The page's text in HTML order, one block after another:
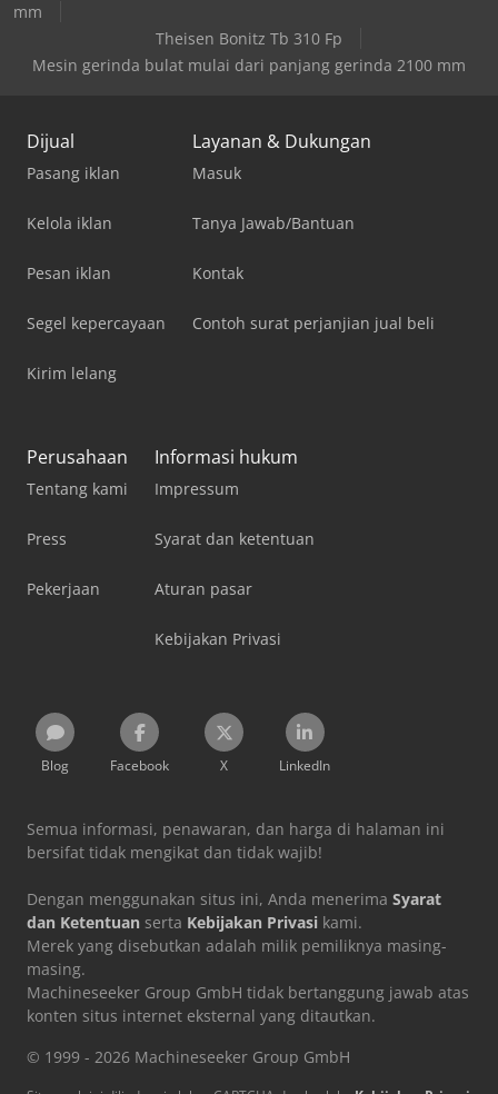
mm
Theisen Bonitz Tb 310 Fp
Mesin gerinda bulat mulai dari panjang gerinda 2100 mm
Dijual
Pasang iklan
Kelola iklan
Pesan iklan
Segel kepercayaan
Kirim lelang
Layanan & Dukungan
Masuk
Tanya Jawab/Bantuan
Kontak
Contoh surat perjanjian jual beli
Perusahaan
Tentang kami
Press
Pekerjaan
Informasi hukum
Impressum
Syarat dan ketentuan
Aturan pasar
Kebijakan Privasi
Blog Facebook X LinkedIn
Semua informasi, penawaran, dan harga di halaman ini
bersifat tidak mengikat dan tidak wajib!
Dengan menggunakan situs ini, Anda menerima Syarat
dan Ketentuan serta Kebijakan Privasi kami.
Merek yang disebutkan adalah milik pemiliknya masing-
masing.
Machineseeker Group GmbH tidak bertanggung jawab atas
konten situs internet eksternal yang ditautkan.
© 1999 - 2026 Machineseeker Group GmbH